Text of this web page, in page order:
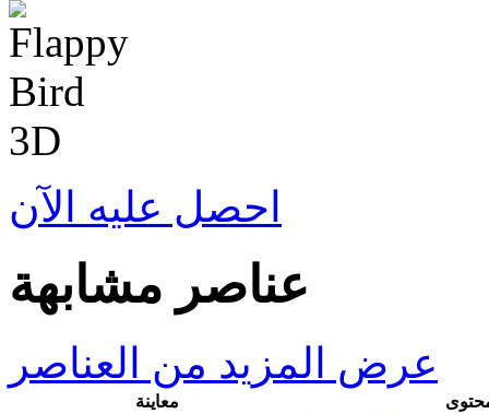
احصل عليه الآن
عناصر مشابهة
عرض المزيد من العناصر
معاينة